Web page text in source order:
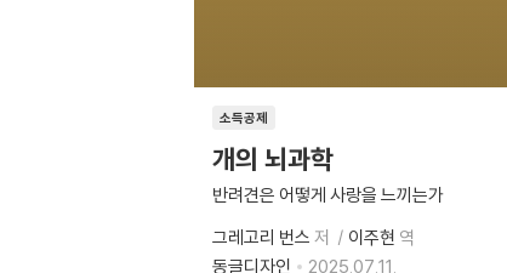
소득공제
개의 뇌과학
반려견은 어떻게 사랑을 느끼는가
그레고리 번스 저 이주현 역
동글디자인
2025.07.11.